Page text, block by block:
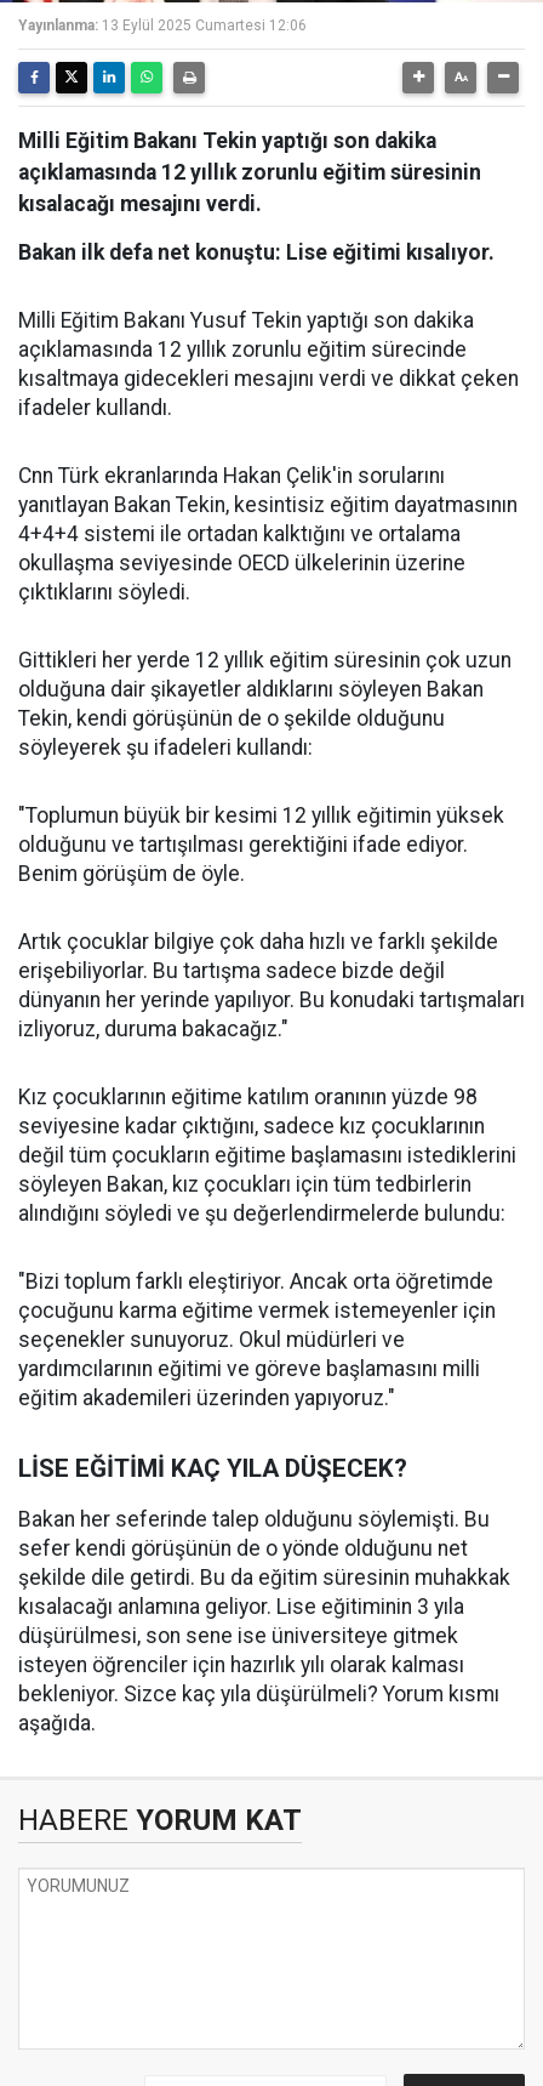
Yayınlanma: 13 Eylül 2025 Cumartesi 12:06
Milli Eğitim Bakanı Tekin yaptığı son dakika
açıklamasında 12 yıllık zorunlu eğitim süresinin
kısalacağı mesajını verdi.
Bakan ilk defa net konuştu: Lise eğitimi kısalıyor.
Milli Eğitim Bakanı Yusuf Tekin yaptığı son dakika
açıklamasında 12 yıllık zorunlu eğitim sürecinde
kısaltmaya gidecekleri mesajını verdi ve dikkat çeken
ifadeler kullandı.
Cnn Türk ekranlarında Hakan Çelik'in sorularını
yanıtlayan Bakan Tekin, kesintisiz eğitim dayatmasının
4+4+4 sistemi ile ortadan kalktığını ve ortalama
okullaşma seviyesinde OECD ülkelerinin üzerine
çıktıklarını söyledi.
Gittikleri her yerde 12 yıllık eğitim süresinin çok uzun
olduğuna dair şikayetler aldıklarını söyleyen Bakan
Tekin, kendi görüşünün de o şekilde olduğunu
söyleyerek şu ifadeleri kullandı:
"Toplumun büyük bir kesimi 12 yıllık eğitimin yüksek
olduğunu ve tartışılması gerektiğini ifade ediyor.
Benim görüşüm de öyle.
Artık çocuklar bilgiye çok daha hızlı ve farklı şekilde
erişebiliyorlar. Bu tartışma sadece bizde değil
dünyanın her yerinde yapılıyor. Bu konudaki tartışmaları
izliyoruz, duruma bakacağız."
Kız çocuklarının eğitime katılım oranının yüzde 98
seviyesine kadar çıktığını, sadece kız çocuklarının
değil tüm çocukların eğitime başlamasını istediklerini
söyleyen Bakan, kız çocukları için tüm tedbirlerin
alındığını söyledi ve şu değerlendirmelerde bulundu:
"Bizi toplum farklı eleştiriyor. Ancak orta öğretimde
çocuğunu karma eğitime vermek istemeyenler için
seçenekler sunuyoruz. Okul müdürleri ve
yardımcılarının eğitimi ve göreve başlamasını milli
eğitim akademileri üzerinden yapıyoruz."
LİSE EĞİTİMİ KAÇ YILA DÜŞECEK?
Bakan her seferinde talep olduğunu söylemişti. Bu
sefer kendi görüşünün de o yönde olduğunu net
şekilde dile getirdi. Bu da eğitim süresinin muhakkak
kısalacağı anlamına geliyor. Lise eğitiminin 3 yıla
düşürülmesi, son sene ise üniversiteye gitmek
isteyen öğrenciler için hazırlık yılı olarak kalması
bekleniyor. Sizce kaç yıla düşürülmeli? Yorum kısmı
aşağıda.
HABERE YORUM KAT